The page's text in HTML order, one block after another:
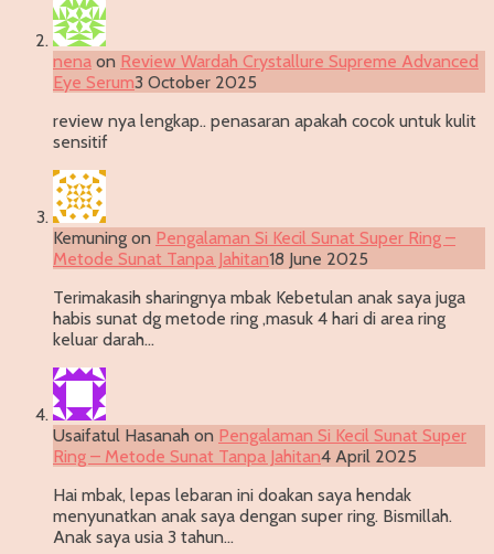
nena on Review Wardah Crystallure Supreme Advanced
Eye Serum3 October 2025
review nya lengkap.. penasaran apakah cocok untuk kulit
sensitif
Kemuning on Pengalaman Si Kecil Sunat Super Ring –
Metode Sunat Tanpa Jahitan18 June 2025
Terimakasih sharingnya mbak Kebetulan anak saya juga
habis sunat dg metode ring ,masuk 4 hari di area ring
keluar darah…
Usaifatul Hasanah on Pengalaman Si Kecil Sunat Super
Ring – Metode Sunat Tanpa Jahitan4 April 2025
Hai mbak, lepas lebaran ini doakan saya hendak
menyunatkan anak saya dengan super ring. Bismillah.
Anak saya usia 3 tahun…